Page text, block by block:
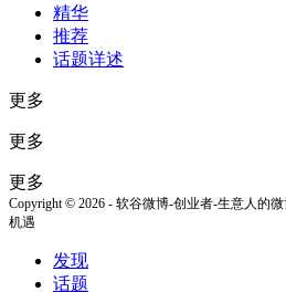
精华
推荐
话题详述
更多
更多
更多
Copyright © 2026 - 软谷微博-创业者-生意人的
机遇
发现
话题